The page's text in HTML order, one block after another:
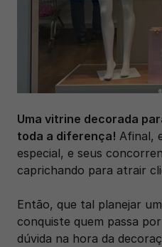
Uma vitrine decorada
toda a diferença! Afinal,
especial, e seus
caprichando para atrair
Então, que tal planejar
conquiste quem passa
dúvida na hora da